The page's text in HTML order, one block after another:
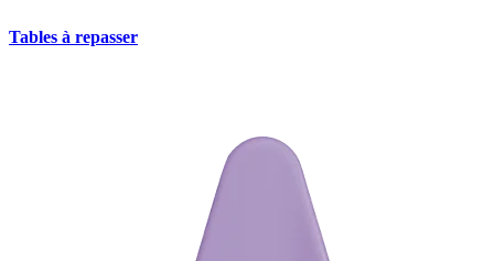
Tables à repasser